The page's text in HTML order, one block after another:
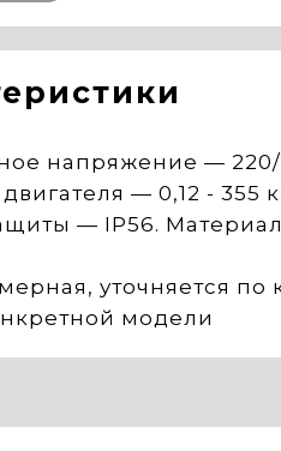
напряжение — 220/
— 0,12 - 355
— IP56.
уточняется по
модели